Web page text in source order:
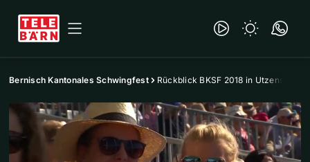
Bernisch Kantonales Schwingfest Rückblick BKSF 2018 in Utzenstorf